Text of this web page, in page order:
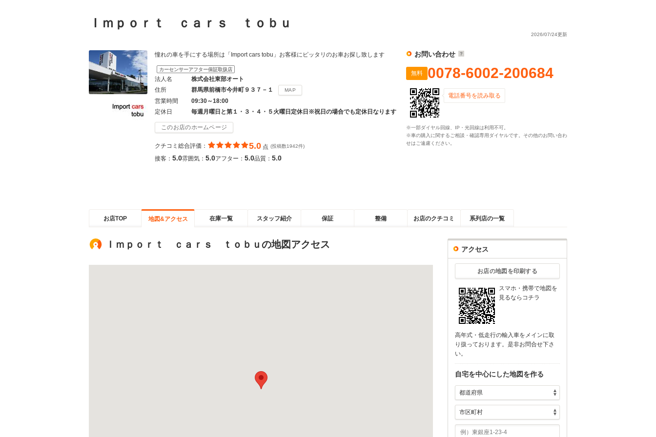
Ｉｍｐｏｒｔ ｃａｒｓ ｔｏｂｕ
2026/07/24更新
憧れの車を手にする場所は「Import cars tobu」お客様にピッタリのお車お探し致します
カーセンサーアフター保証取扱店
法人名
株式会社東部オート
住所
群馬県前橋市今井町９３７－１ MAP
営業時間
09:30～18:00
定休日
毎週月曜日と第１・３・４・５火曜日定休日※祝日の場合でも定休日なります
このお店のホームページ
クチコミ総合評価： 5.0 点 (投稿数1942件)
接客： 5.0雰囲気： 5.0アフター： 5.0品質： 5.0
お問い合わせ
無料 0078-6002-200684
電話番号を読み取る
※一部ダイヤル回線、IP・光回線は利用不可。
※車の購入に関するご相談・確認専用ダイヤルです。その他のお問い合わ
せはご遠慮ください。
お店TOP 地図&アクセス 在庫一覧 スタッフ紹介 保証 整備 お店のクチコミ 系列店の一覧
Ｉｍｐｏｒｔ ｃａｒｓ ｔｏｂｕの地図アクセス アクセス
お店の地図を印刷する
スマホ・携帯で地図を
見るならコチラ
高年式・低走行の輸入車をメインに取
り扱っております。是非お問合せ下さ
い。
自宅を中心にした地図を作る